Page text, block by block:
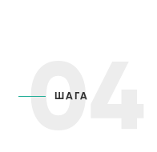
04
ШАГА